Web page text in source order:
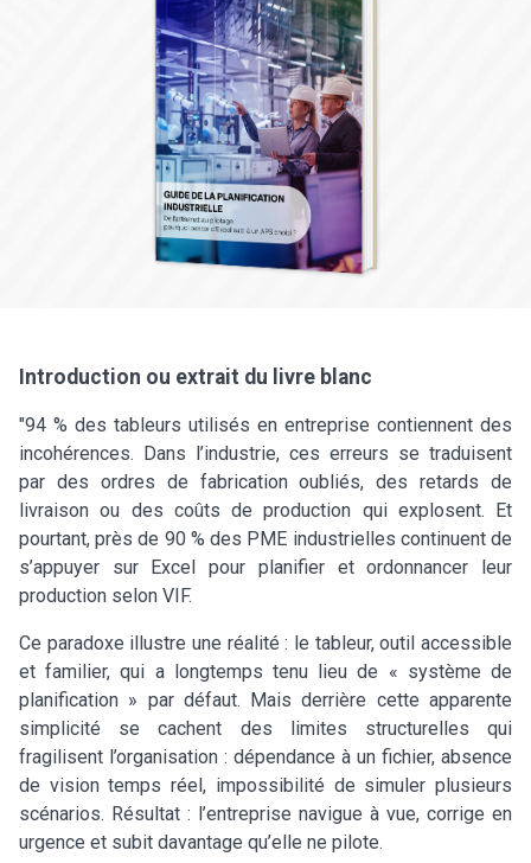
Introduction ou extrait du livre blanc
"94 % des tableurs utilisés en entreprise contiennent des
incohérences. Dans l’industrie, ces erreurs se traduisent
par des ordres de fabrication oubliés, des retards de
livraison ou des coûts de production qui explosent. Et
pourtant, près de 90 % des PME industrielles continuent de
s’appuyer sur Excel pour planifier et ordonnancer leur
production selon VIF.
Ce paradoxe illustre une réalité : le tableur, outil accessible
et familier, qui a longtemps tenu lieu de « système de
planification » par défaut. Mais derrière cette apparente
simplicité se cachent des limites structurelles qui
fragilisent l’organisation : dépendance à un fichier, absence
de vision temps réel, impossibilité de simuler plusieurs
scénarios. Résultat : l’entreprise navigue à vue, corrige en
urgence et subit davantage qu’elle ne pilote.